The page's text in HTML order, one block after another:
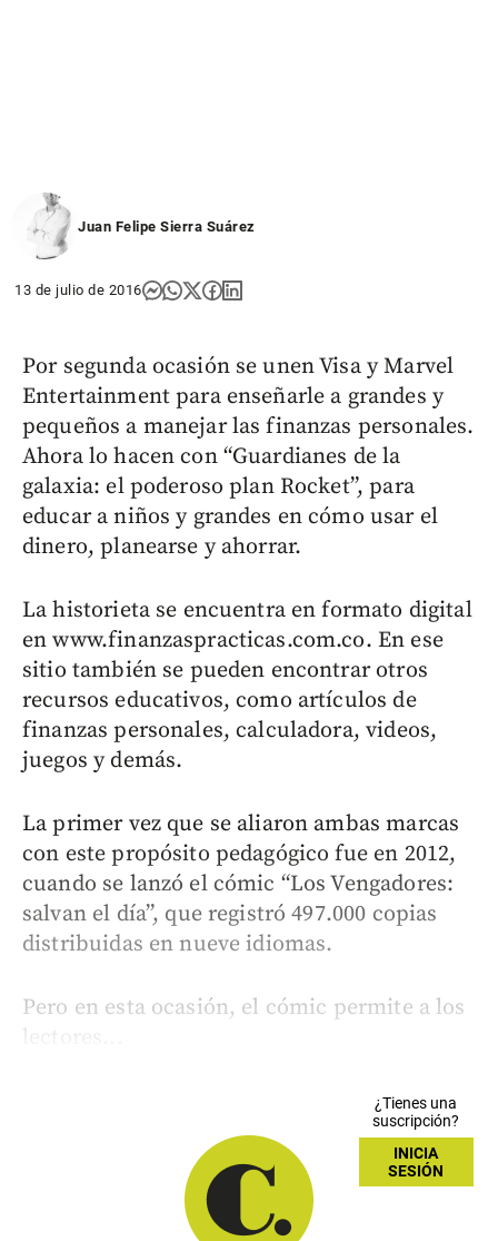
Juan Felipe Sierra Suárez
13 de julio de 2016
Por segunda ocasión se unen Visa y Marvel
Entertainment para enseñarle a grandes y
pequeños a manejar las finanzas personales.
Ahora lo hacen con “Guardianes de la
galaxia: el poderoso plan Rocket”, para
educar a niños y grandes en cómo usar el
dinero, planearse y ahorrar.
La historieta se encuentra en formato digital
en www.finanzaspracticas.com.co. En ese
sitio también se pueden encontrar otros
recursos educativos, como artículos de
finanzas personales, calculadora, videos,
juegos y demás.
La primer vez que se aliaron ambas marcas
con este propósito pedagógico fue en 2012,
cuando se lanzó el cómic “Los Vengadores:
salvan el día”, que registró 497.000 copias
distribuidas en nueve idiomas.
Pero en esta ocasión, el cómic permite a los
lectores...
¿Tienes una
suscripción?
INICIA
SESIÓN